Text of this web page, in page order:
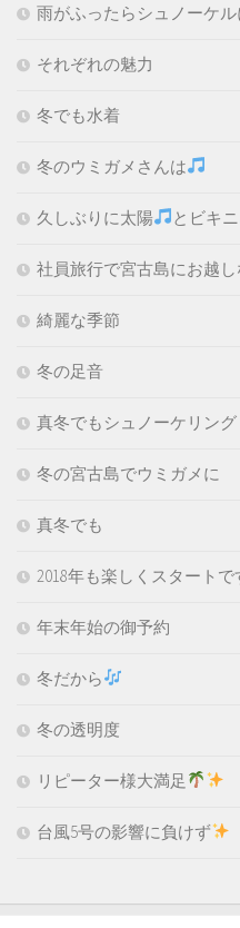
雨がふったらシュノーケル
それぞれの魅力
冬でも水着
冬のウミガメさんは
久しぶりに太陽 とビキニ
社員旅行で宮古島にお越
綺麗な季節
冬の足音
真冬でもシュノーケリング
冬の宮古島でウミガメに
真冬でも
2018年も楽しくスタートで
年末年始の御予約
冬だから
冬の透明度
リピーター様大満足
台風5号の影響に負けず